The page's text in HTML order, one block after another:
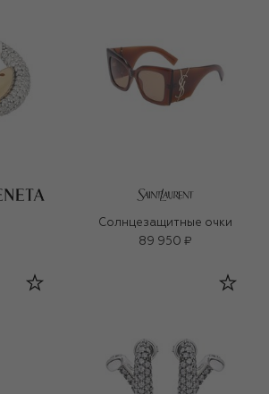
Солнцезащитные очки
89 950 ₽